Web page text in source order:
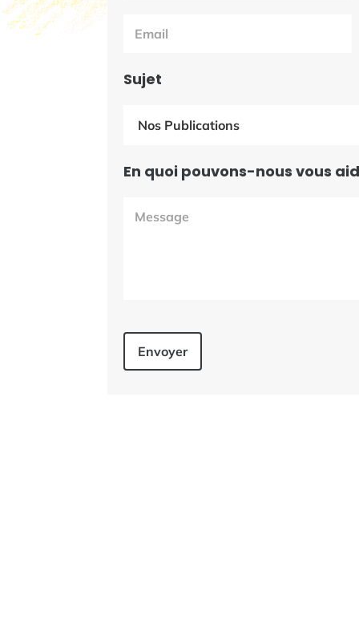
Sujet
déroulante
En quoi pouvons-nous vous
Envoyer